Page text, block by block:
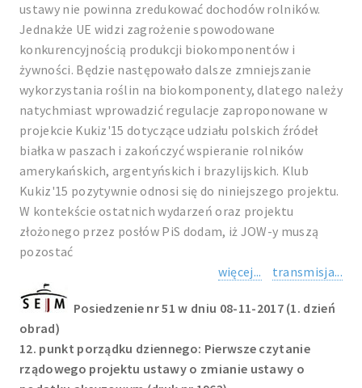
ustawy nie powinna zredukować dochodów rolników.
Jednakże UE widzi zagrożenie spowodowane
konkurencyjnością produkcji biokomponentów i
żywności. Będzie następowało dalsze zmniejszanie
wykorzystania roślin na biokomponenty, dlatego należy
natychmiast wprowadzić regulacje zaproponowane w
projekcie Kukiz'15 dotyczące udziału polskich źródeł
białka w paszach i zakończyć wspieranie rolników
amerykańskich, argentyńskich i brazylijskich. Klub
Kukiz'15 pozytywnie odnosi się do niniejszego projektu.
W kontekście ostatnich wydarzeń oraz projektu
złożonego przez posłów PiS dodam, iż JOW-y muszą
pozostać
więcej...
transmisja...
Posiedzenie nr 51 w dniu 08-11-2017 (1. dzień
obrad)
12. punkt porządku dziennego: Pierwsze czytanie
rządowego projektu ustawy o zmianie ustawy o